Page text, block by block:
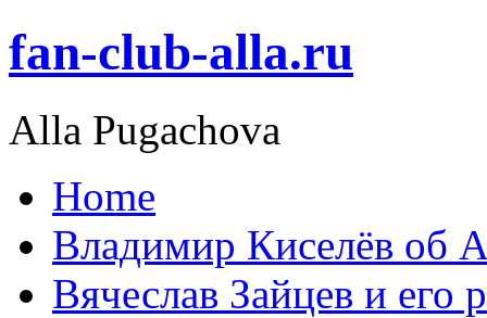
fan-club-alla.ru
Alla Pugachova
Home
Владимир Киселёв об
Вячеслав Зайцев и его